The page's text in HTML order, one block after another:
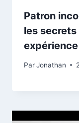
Patron
les
ParJonathan